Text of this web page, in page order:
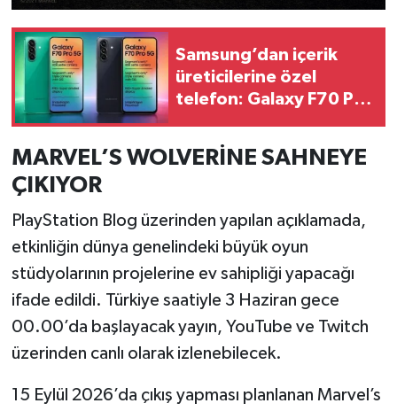
Samsung’dan içerik
üreticilerine özel
telefon: Galaxy F70 Pro
MARVEL’S WOLVERİNE SAHNEYE
ÇIKIYOR
PlayStation Blog üzerinden yapılan açıklamada,
etkinliğin dünya genelindeki büyük oyun
stüdyolarının projelerine ev sahipliği yapacağı
ifade edildi. Türkiye saatiyle 3 Haziran gece
00.00’da başlayacak yayın, YouTube ve Twitch
üzerinden canlı olarak izlenebilecek.
15 Eylül 2026’da çıkış yapması planlanan Marvel’s
Sağlık
Şaphane
Simav
Siyaset
Spor
Tavşanlı
Teknoloji
Türkiye
Video Galeri